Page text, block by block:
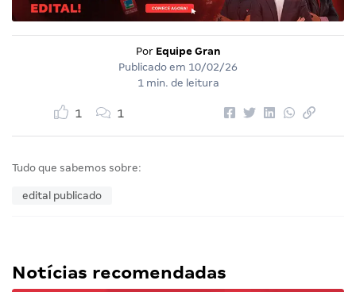
Por Equipe Gran
Publicado em 10/02/26
1 min. de leitura
1 1
Tudo que sabemos sobre:
edital publicado
Notícias recomendadas